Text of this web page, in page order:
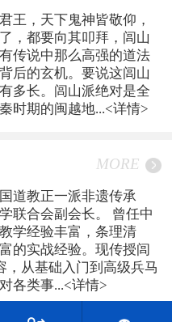
王，天下鬼神皆敬仰，
，都要向其叩拜，闾山
传说中那么高强的道法
后的玄机。要说这闾山
多长。闾山派绝对是全
时期的闽越地...<详情>
MORE
道教正一派非遗传承
联合会副会长。 曾任中
学经验丰富，条理清
的实战经验。现传授闾
，从基础入门到高级兵马
各类事...<详情>